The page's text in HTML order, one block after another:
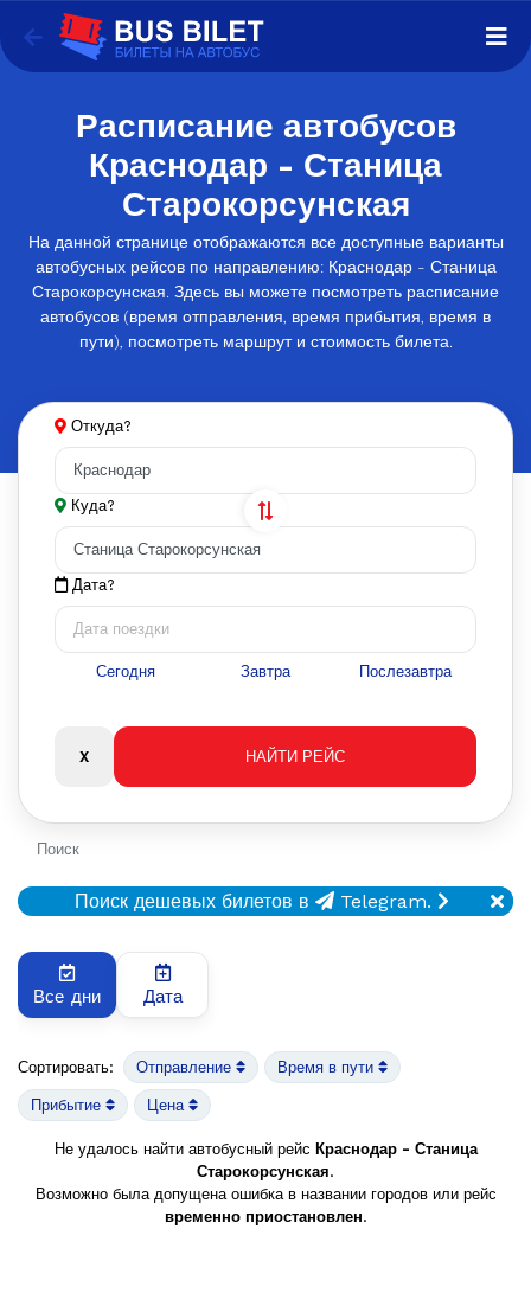
Расписание автобусов
Краснодар - Станица
Старокорсунская
На данной странице отображаются все доступные варианты
автобусных рейсов по направлению: Краснодар - Станица
Старокорсунская. Здесь вы можете посмотреть расписание
автобусов (время отправления, время прибытия, время в
пути), посмотреть маршрут и стоимость билета.
Откуда?
Куда?
Дата?
Сегодня Завтра Послезавтра
Поиск
Поиск дешевых билетов в Telegram.
Все дни Дата
Сортировать: Отправление Время в пути
Прибытие Цена
Не удалось найти автобусный рейс Краснодар - Станица
Старокорсунская.
Возможно была допущена ошибка в названии городов или рейс
временно приостановлен.